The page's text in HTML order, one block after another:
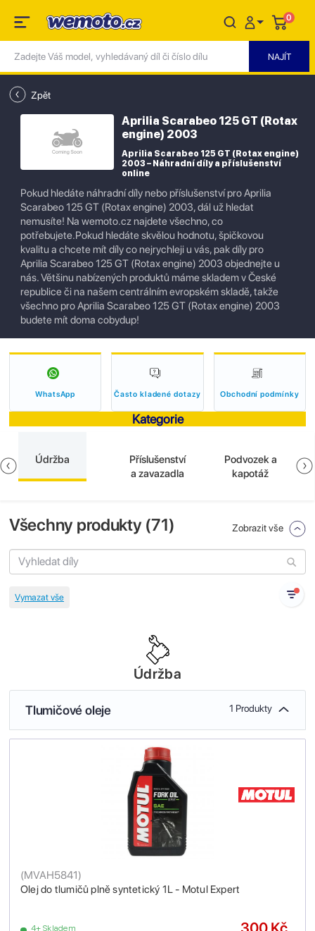
0
Zpět
Aprilia Scarabeo 125 GT (Rotax
engine) 2003
Aprilia Scarabeo 125 GT (Rotax engine)
2003 – Náhradní díly a příslušenství
online
Pokud hledáte náhradní díly nebo příslušenství pro Aprilia
Scarabeo 125 GT (Rotax engine) 2003, dál už hledat
nemusíte! Na wemoto.cz najdete všechno, co
potřebujete.Pokud hledáte skvělou hodnotu, špičkovou
kvalitu a chcete mít díly co nejrychleji u vás, pak díly pro
Aprilia Scarabeo 125 GT (Rotax engine) 2003 objednejte u
nás. Většinu nabízených produktů máme skladem v České
republice či na našem centrálním evropském skladě, takže
všechno pro Aprilia Scarabeo 125 GT (Rotax engine) 2003
budete mít doma cobydup!
WhatsApp Často kladené dotazy Obchodní podmínky
Kategorie
Údržba
Příslušenství
a zavazadla
Podvozek a
kapotáž
Všechny produkty (71) Zobrazit vše
Údržba
Tlumičové oleje 1 Produkty
Olej do tlumičů plně syntetický 1L - Motul Expert
(MVAH5841)
4+ Skladem